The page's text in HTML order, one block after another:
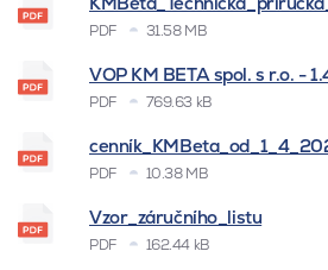
PDF 31.58 MB
VOP KM BETA spol. s r.o. -
PDF 769.63 kB
PDF 10.38 MB
Vzor_záručního_listu
PDF 162.44 kB